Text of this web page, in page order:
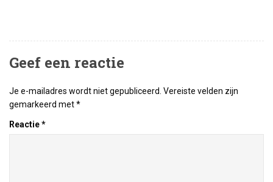
Geef een reactie
Je e-mailadres wordt niet gepubliceerd. Vereiste velden zijn
gemarkeerd met*
Reactie*